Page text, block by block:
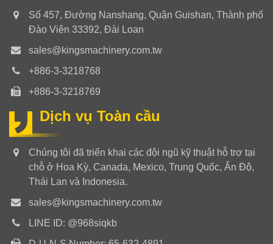
Số 457, Đường Nanshang, Quận Guishan, Thành phố
Đào Viên 33392, Đài Loan
sales@kingsmachinery.com.tw
+886-3-3218768
+886-3-3218769
Dịch vụ Toàn cầu
Chúng tôi đã triển khai các đội ngũ kỹ thuật hỗ trợ tại
chỗ ở Hoa Kỳ, Canada, Mexico, Trung Quốc, Ấn Độ,
Thái Lan và Indonesia.
sales@kingsmachinery.com.tw
LINE ID: @968siqkb